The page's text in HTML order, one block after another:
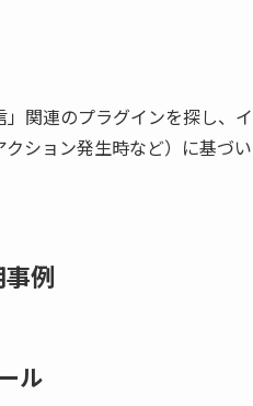
関連のプラグインを探し、イ
ション発生時など）に基づ
例
ル